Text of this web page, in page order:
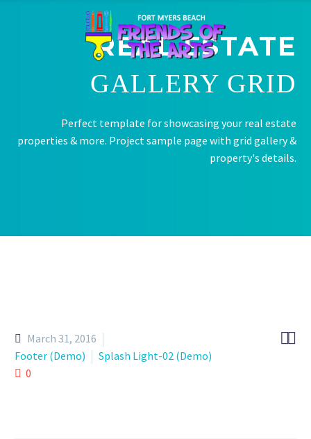
REAL ESTATE
GALLERY GRID
Perfect template for showcasing your real estate
properties & more. Project sample page with grid gallery &
property's details.

March 31, 2016
Footer (Demo)
Splash Light-02 (Demo)
0